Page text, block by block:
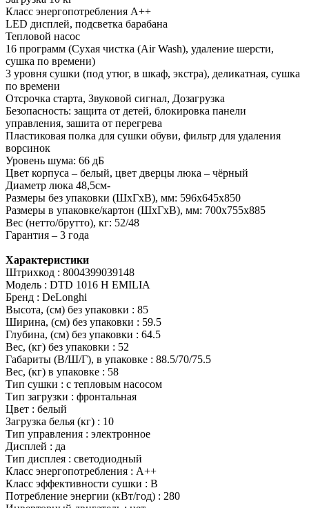
Класс энергопотребления А++
LED дисплей, подсветка барабана
Тепловой насос
16 программ (Сухая чистка (Air Wash), удаление шерсти,
сушка по времени)
3 уровня сушки (под утюг, в шкаф, экстра), деликатная, сушка
по времени
Отсрочка старта, Звуковой сигнал, Дозагрузка
Безопасность: защита от детей, блокировка панели
управления, зашита от перегрева
Пластиковая полка для сушки обуви, фильтр для удаления
ворсинок
Уровень шума: 66 дБ
Цвет корпуса – белый, цвет дверцы люка – чёрный
Диаметр люка 48,5см-
Размеры без упаковки (ШхГхВ), мм: 596х645х850
Размеры в упаковке/картон (ШхГхВ), мм: 700х755х885
Вес (нетто/брутто), кг: 52/48
Гарантия – 3 года
Характеристики
Штрихкод : 8004399039148
Модель : DTD 1016 H EMILIA
Бренд : DeLonghi
Высота, (см) без упаковки : 85
Ширина, (см) без упаковки : 59.5
Глубина, (см) без упаковки : 64.5
Вес, (кг) без упаковки : 52
Габариты (В/Ш/Г), в упаковке : 88.5/70/75.5
Вес, (кг) в упаковке : 58
Тип сушки : с тепловым насосом
Тип загрузки : фронтальная
Цвет : белый
Загрузка белья (кг) : 10
Тип управления : электронное
Дисплей : да
Тип дисплея : светодиодный
Класс энергопотребления : A++
Класс эффективности сушки : B
Потребление энергии (кВт/год) : 280